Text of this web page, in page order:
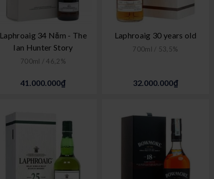
Laphroaig 34 Năm - The
Ian Hunter Story
700ml / 46,2%
41.000.000₫
Laphroaig 30 years old
700ml / 53,5%
32.000.000₫